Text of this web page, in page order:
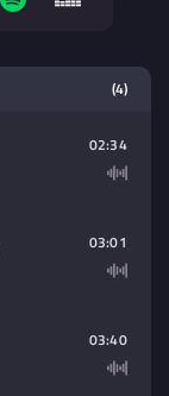
(4)
02:34
03:01
03:40